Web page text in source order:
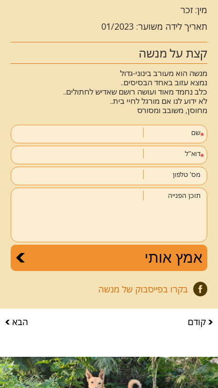
מין: זכר
תאריך לידה משוער: 01/2023
קצת על מנשה
מנשה הוא מעורב בינוני-גדול
נמצא עזוב באחד הבסיסים..
כלב נחמד מאוד ועושה רושם שאדיש לחתולים..
לא ידוע לנו אם מורגל לחיי בית..
מחוסן, משובב ומסורס
שם
דוא''ל
מס' טלפון
תוכן הפנייה
בקרו בפייסבוק של מנשה
קודם הבא